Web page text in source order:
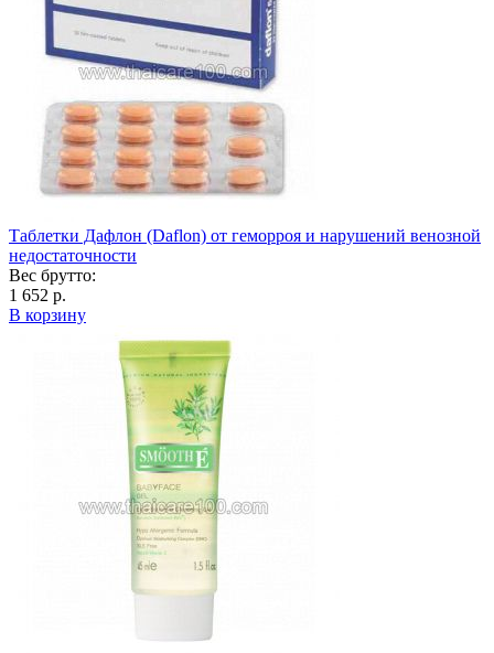
Таблетки Дафлон (Daflon) от геморроя и нарушений венозной
недостаточности
Вес брутто:
1 652 р.
В корзину